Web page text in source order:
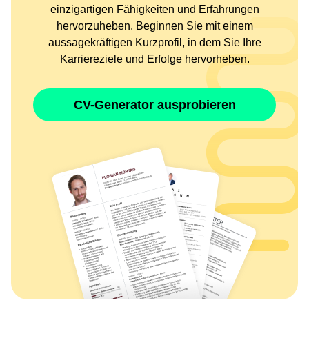
einzigartigen Fähigkeiten und Erfahrungen
hervorzuheben. Beginnen Sie mit einem
aussagekräftigen Kurzprofil, in dem Sie Ihre
Karriereziele und Erfolge hervorheben.
CV-Generator ausprobieren